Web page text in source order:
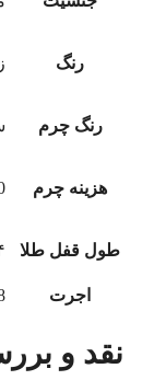
رنگ
رنگ چرم
هزینه چرم
طول قفل طلا ۴
اجرت
نقد و